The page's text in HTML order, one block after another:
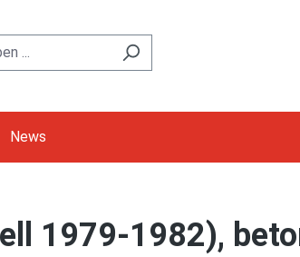
News
1979-1982),